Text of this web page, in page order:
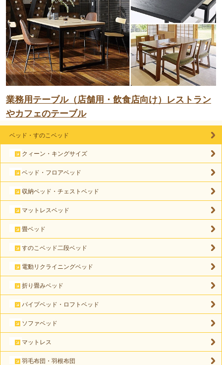
業務用テーブル（店舗用・飲食店向け）レストラン
やカフェのテーブル
ベッド・すのこベッド
クィーン・キングサイズ
ベッド・フロアベッド
収納ベッド・チェストベッド
マットレスベッド
畳ベッド
すのこベッド二段ベッド
電動リクライニングベッド
折り畳みベッド
パイプベッド・ロフトベッド
ソファベッド
マットレス
羽毛布団・羽根布団